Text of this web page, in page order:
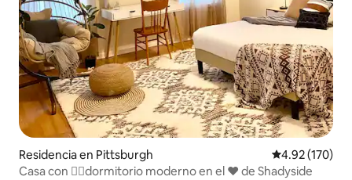
Residencia en Pittsburgh Calificación
4.92 (170)
Casa con ✌🏾dormitorio moderno en el ❤️ de Shadyside